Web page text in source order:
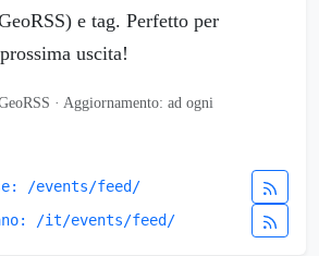
e tag. Perfetto per
uscita!
· Aggiornamento: ad ogni
/events/feed/
/it/events/feed/